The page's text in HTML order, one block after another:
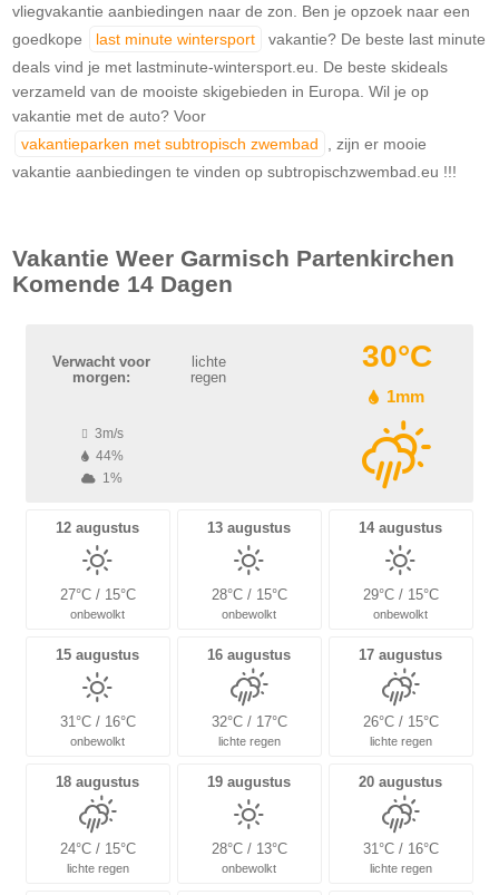
vliegvakantie aanbiedingen naar de zon. Ben je opzoek naar een
goedkope
last minute wintersport
vakantie? De beste last minute
deals vind je met lastminute-wintersport.eu. De beste skideals
verzameld van de mooiste skigebieden in Europa. Wil je op
vakantie met de auto? Voor
vakantieparken met subtropisch zwembad
, zijn er mooie
vakantie aanbiedingen te vinden op subtropischzwembad.eu !!!
Vakantie Weer Garmisch Partenkirchen
Komende 14 Dagen
Verwacht voor
morgen:
lichte
regen
30°C
1mm
3m/s
44%
1%
12 augustus
27°C / 15°C
onbewolkt
13 augustus
28°C / 15°C
onbewolkt
14 augustus
29°C / 15°C
onbewolkt
15 augustus
31°C / 16°C
onbewolkt
16 augustus
32°C / 17°C
lichte regen
17 augustus
26°C / 15°C
lichte regen
18 augustus
24°C / 15°C
lichte regen
19 augustus
28°C / 13°C
onbewolkt
20 augustus
31°C / 16°C
lichte regen